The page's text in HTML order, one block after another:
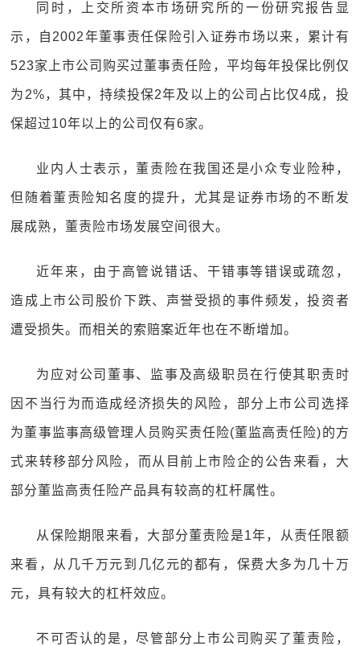
同时，上交所资本市场研究所的一份研究报告显
示，自2002年董事责任保险引入证券市场以来，累计有
523家上市公司购买过董事责任险，平均每年投保比例仅
为2%，其中，持续投保2年及以上的公司占比仅4成，投
保超过10年以上的公司仅有6家。
业内人士表示，董责险在我国还是小众专业险种，
但随着董责险知名度的提升，尤其是证券市场的不断发
展成熟，董责险市场发展空间很大。
近年来，由于高管说错话、干错事等错误或疏忽，
造成上市公司股价下跌、声誉受损的事件频发，投资者
遭受损失。而相关的索赔案近年也在不断增加。
为应对公司董事、监事及高级职员在行使其职责时
因不当行为而造成经济损失的风险，部分上市公司选择
为董事监事高级管理人员购买责任险(董监高责任险)的方
式来转移部分风险，而从目前上市险企的公告来看，大
部分董监高责任险产品具有较高的杠杆属性。
从保险期限来看，大部分董责险是1年，从责任限额
来看，从几千万元到几亿元的都有，保费大多为几十万
元，具有较大的杠杆效应。
不可否认的是，尽管部分上市公司购买了董责险，